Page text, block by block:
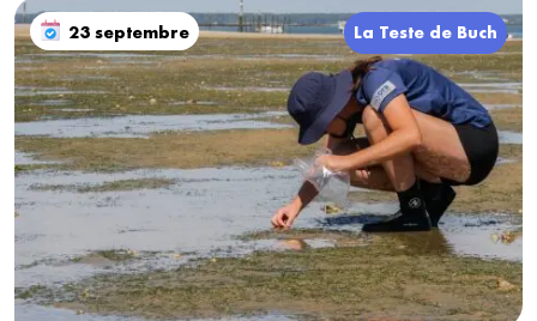
23 septembre La Teste de Buch